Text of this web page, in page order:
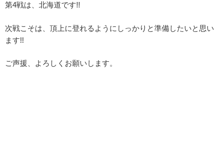
第4戦は、北海道です!!
次戦こそは、頂上に登れるようにしっかりと準備したいと思い
ます!!
ご声援、よろしくお願いします。